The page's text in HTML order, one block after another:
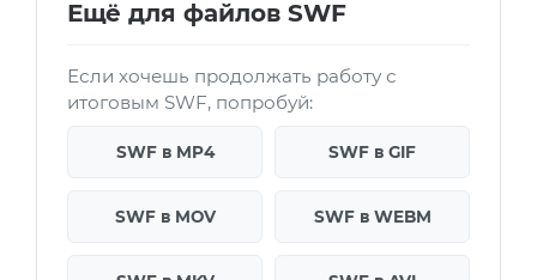
Ещё для файлов SWF
Если хочешь продолжать работу с
итоговым SWF, попробуй:
SWF в MP4 SWF в GIF
SWF в MOV SWF в WEBM